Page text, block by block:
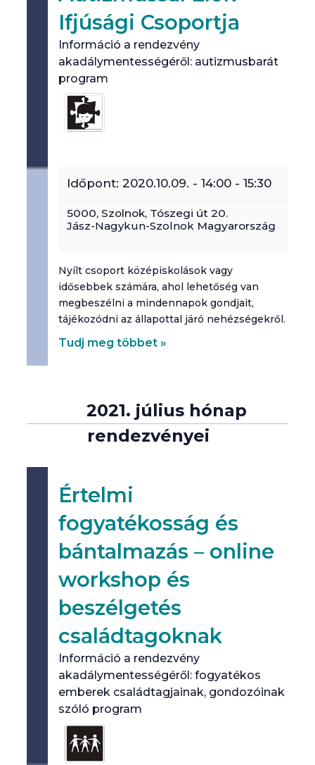
Ifjúsági Csoportja
Információ a rendezvény
akadálymentességéről: autizmusbarát
program
Időpont: 2020.10.09. - 14:00- 15:30
5000, Szolnok, Tószegi út 20.
Jász-Nagykun-Szolnok Magyarország
Nyílt csoport középiskolások vagy
idősebbek számára, ahol lehetőség van
megbeszélni a mindennapok gondjait,
tájékozódni az állapottal járó nehézségekről.
Tudj meg többet »
2021. július hónap
rendezvényei
Értelmi
fogyatékosság és
bántalmazás – online
workshop és
beszélgetés
családtagoknak
Információ a rendezvény
akadálymentességéről: fogyatékos
emberek családtagjainak, gondozóinak
szóló program